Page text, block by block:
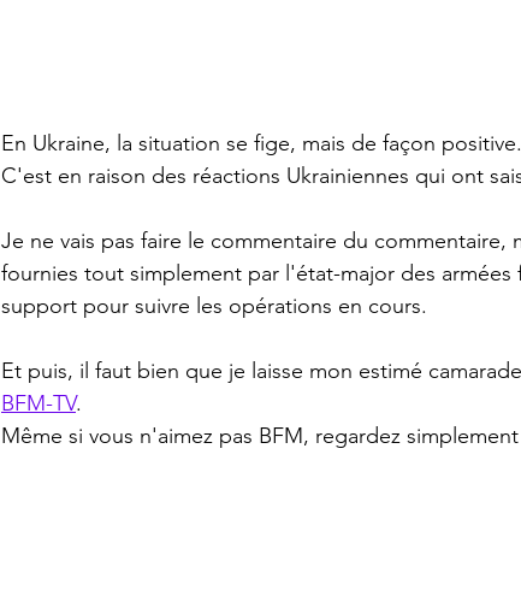
En Ukraine, la situation se fige, mais de façon positive.
C'est en raison des réactions Ukrainiennes qui ont
Je ne vais pas faire le commentaire du commentaire,
fournies tout simplement par l'état-major des armées
support pour suivre les opérations en cours.
Et puis, il faut bien que je laisse mon estimé camarade
BFM-TV.
Même si vous n'aimez pas BFM, regardez